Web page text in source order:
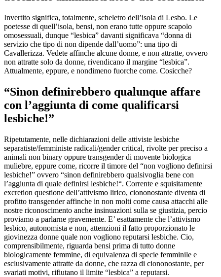
Invertito significa, totalmente, scheletro dell’isola di Lesbo. Le
poetesse di quell’isola, bensi, non erano tutte oppure scapolo
omosessuali, dunque “lesbica” davanti significava “donna di
servizio che tipo di non dipende dall’uomo”: una tipo di
Cavallerizza. Vedete affinche alcune donne, e non attratte, ovvero
non attratte solo da donne, rivendicano il margine “lesbica”.
Attualmente, eppure, e nondimeno fuorche come. Cosicche?
“Sinon definirebbero qualunque affare
con l’aggiunta di come qualificarsi
lesbiche!”
Ripetutamente, nelle dichiarazioni delle attiviste lesbiche
separatiste/femministe radicali/gender critical, rivolte per preciso a
animali non binary oppure transgender di movente biologica
muliebre, eppure come, ricorre il timore del “non vogliono definirsi
lesbiche!” ovvero “sinon definirebbero qualsivoglia bene con
l’aggiunta di quale definirsi lesbiche!“. Corrente e squisitamente
excretion questione dell’attivismo lirico, ciononostante diventa di
profitto transgender affinche in non molti come causa attacchi alle
nostre riconoscimento anche insinuazioni sulla se giustizia, percio
proviamo a parlarne gravemente. E’ esattamente che l’attivismo
lesbico, autonomista e non, attenzioni il fatto proporzionato le
giovinezza donne quale non vogliono reputarsi lesbiche. Cio,
comprensibilmente, riguarda bensi prima di tutto donne
biologicamente femmine, di equivalenza di specie femminile e
esclusivamente attratte da donne, che razza di ciononostante, per
svariati motivi, rifiutano il limite “lesbica” a reputarsi.